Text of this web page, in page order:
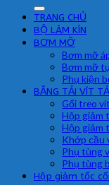
TRANG CHỦ
BỘ LÀM KÍN
BƠM MỠ
Bơm mỡ
Bơm mỡ
Phụ kiện
BĂNG TẢI VÍT
Gối treo
Hộp giảm
Hộp giảm
Khớp cầu
Phụ tùng
Phụ tùng
Hộp giảm tốc cối